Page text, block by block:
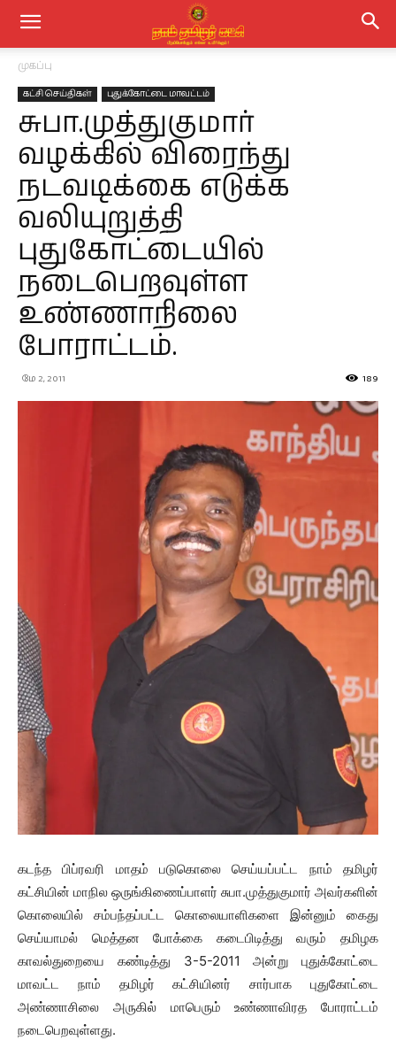
முகப்பு
கட்சி செய்திகள் புதுக்கோட்டை மாவட்டம்
சுபா.முத்துகுமார்
வழக்கில் விரைந்து
நடவடிக்கை எடுக்க
வலியுறுத்தி
புதுகோட்டையில்
நடைபெறவுள்ள
உண்ணாநிலை
போராட்டம்.
மே 2, 2011 189
கடந்த பிப்ரவரி மாதம் படுகொலை செய்யப்பட்ட நாம் தமிழர்
கட்சியின் மாநில ஒருங்கிணைப்பாளர் சுபா.முத்துகுமார் அவர்களின்
கொலையில் சம்பந்தப்பட்ட கொலையாளிகளை இன்னும் கைது
செய்யாமல் மெத்தன போக்கை கடைபிடித்து வரும் தமிழக
காவல்துறையை கண்டித்து 3-5-2011 அன்று புதுக்கோட்டை
மாவட்ட நாம் தமிழர் கட்சியினர் சார்பாக புதுகோட்டை
அண்ணாசிலை அருகில் மாபெரும் உண்ணாவிரத போராட்டம்
நடைபெறவுள்ளது.